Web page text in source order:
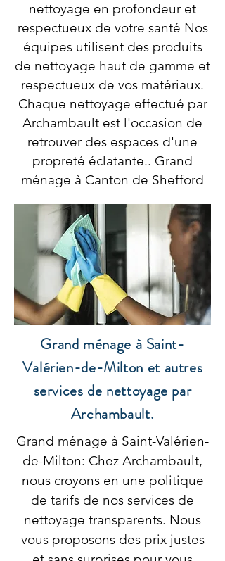
nettoyage en profondeur et
respectueux de votre santé Nos
équipes utilisent des produits
de nettoyage haut de gamme et
respectueux de vos matériaux.
Chaque nettoyage effectué par
Archambault est l'occasion de
retrouver des espaces d'une
propreté éclatante.. Grand
ménage à Canton de Shefford
Grand ménage à Saint-
Valérien-de-Milton et autres
services de nettoyage par
Archambault.
Grand ménage à Saint-Valérien-
de-Milton: Chez Archambault,
nous croyons en une politique
de tarifs de nos services de
nettoyage transparents. Nous
vous proposons des prix justes